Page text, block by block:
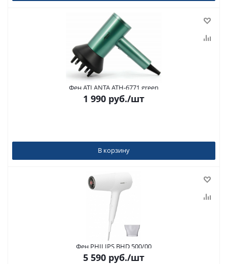
Фен ATLANTA ATH-6771 green
1 990 руб./шт
В корзину
Фен PHILIPS BHD 500/00
5 590 руб./шт